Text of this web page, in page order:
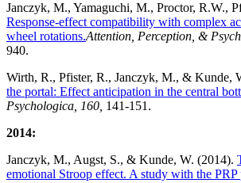
Janczyk, M., Yamaguchi, M., Proctor, R.W.,
Response-effect compatibility with complex
wheel rotations.Attention, Perception, &
940.
Wirth, R., Pfister, R., Janczyk, M., & Kunde,
the portal: Effect anticipation in the central
Psychologica, 160, 141-151.
2014:
Janczyk, M., Augst, S., & Kunde, W. (2014).
emotional Stroop effect. A study with the PRP